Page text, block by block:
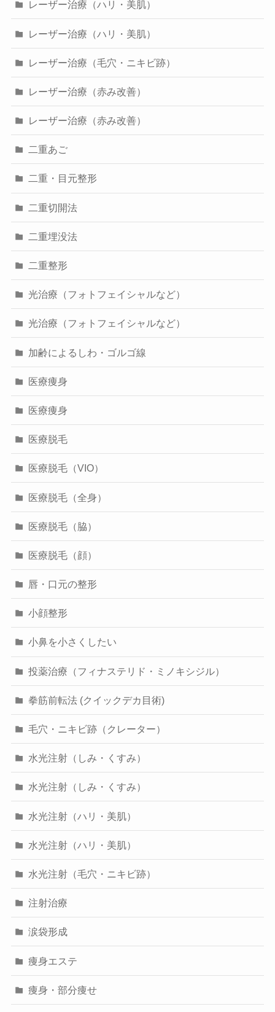
レーザー治療（ハリ・美肌）
レーザー治療（ハリ・美肌）
レーザー治療（毛穴・ニキビ跡）
レーザー治療（赤み改善）
レーザー治療（赤み改善）
二重あご
二重・目元整形
二重切開法
二重埋没法
二重整形
光治療（フォトフェイシャルなど）
光治療（フォトフェイシャルなど）
加齢によるしわ・ゴルゴ線
医療痩身
医療痩身
医療脱毛
医療脱毛（VIO）
医療脱毛（全身）
医療脱毛（脇）
医療脱毛（顔）
唇・口元の整形
小顔整形
小鼻を小さくしたい
投薬治療（フィナステリド・ミノキシジル）
拳筋前転法 (クイックデカ目術)
毛穴・ニキビ跡（クレーター）
水光注射（しみ・くすみ）
水光注射（しみ・くすみ）
水光注射（ハリ・美肌）
水光注射（ハリ・美肌）
水光注射（毛穴・ニキビ跡）
注射治療
涙袋形成
痩身エステ
痩身・部分痩せ